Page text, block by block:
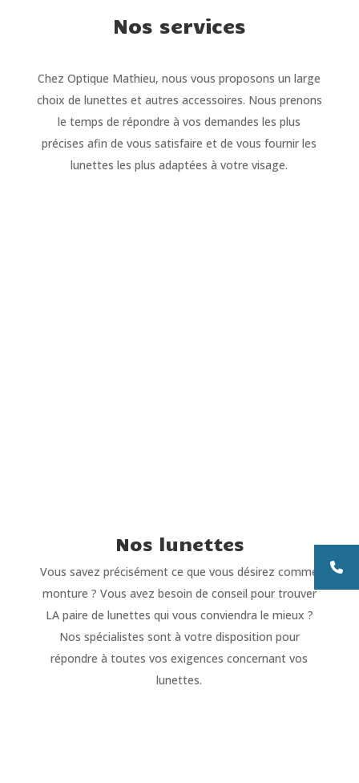
Nos services
Chez Optique Mathieu, nous vous proposons un large
choix de lunettes et autres accessoires. Nous prenons
le temps de répondre à vos demandes les plus
précises afin de vous satisfaire et de vous fournir les
lunettes les plus adaptées à votre visage.
Nos lunettes
Vous savez précisément ce que vous désirez comme
monture ? Vous avez besoin de conseil pour trouver
LA paire de lunettes qui vous conviendra le mieux ?
Nos spécialistes sont à votre disposition pour
répondre à toutes vos exigences concernant vos
lunettes.